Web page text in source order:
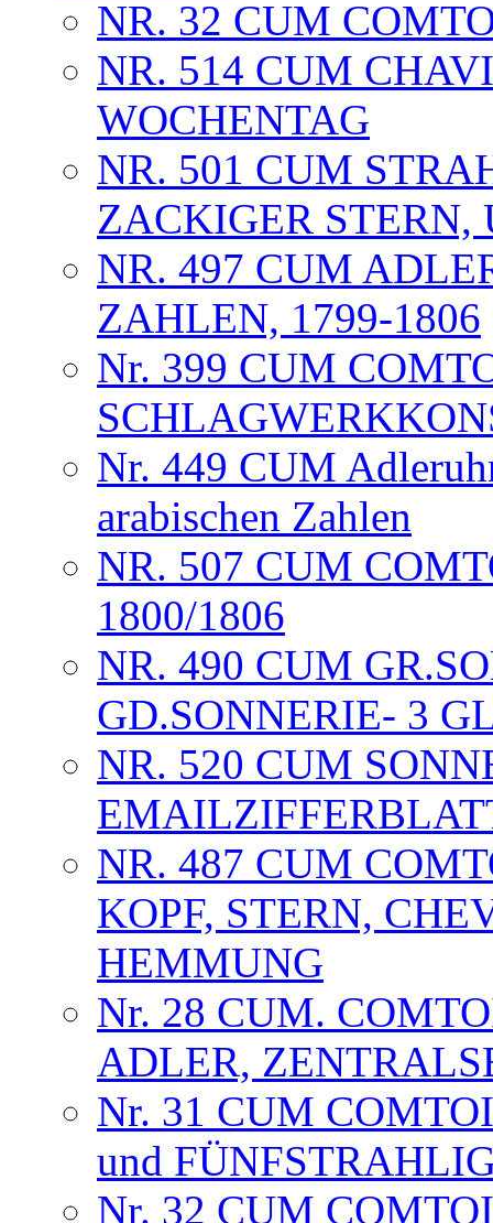
NR. 32 CUM
NR. 514 CUM
WOCHENTAG
NR. 501 CUM
ZACKIGER STERN,
NR. 497 CUM
ZAHLEN, 1799-1806
Nr. 399 CUM
Nr. 449 CUM
arabischen Zahlen
NR. 507 CUM
1800/1806
NR. 490 CUM
GD.SONNERIE- 3
NR. 520 CUM
NR. 487 CUM
KOPF, STERN,
HEMMUNG
Nr. 28 CUM.
ADLER,
Nr. 31 CUM
und
Nr. 32 CUM